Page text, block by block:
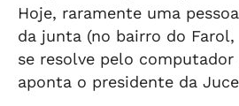
Hoje, raramente uma
da junta (no bairro do Farol,
se resolve pelo computador
aponta o presidente da